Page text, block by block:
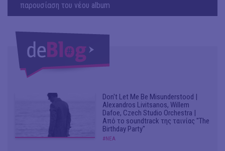
παρουσίαση του νέου album
Don't Let Me Be Misunderstood |
Alexandros Livitsanos, Willem
Dafoe, Czech Studio Orchestra |
Από το soundtrack της ταινίας "The
Birthday Party"
#ΝΕΑ